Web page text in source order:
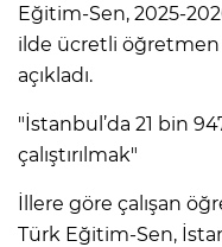
Eğitim-Sen, 2025-
ilde ücretli öğretmen
açıkladı.
"İstanbul’da 21 bin
çalıştırılmak"
İllere göre çalışan
Türk Eğitim-Sen,